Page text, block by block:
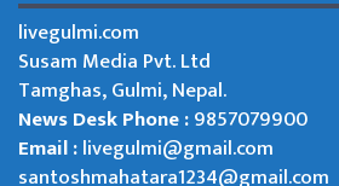
livegulmi.com
Susam Media Pvt. Ltd
Tamghas, Gulmi, Nepal.
News Desk Phone :9857079900
Email :livegulmi@gmail.com
santoshmahatara1234@gmail.com